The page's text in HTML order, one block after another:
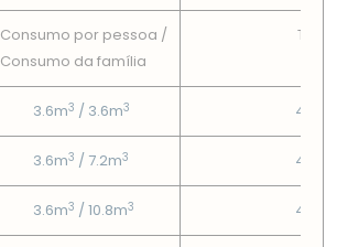
Consumo por pessoa /
Consumo da famí­lia
Tarifa
3.6m3 / 3.6m3 4.58€
3.6m3 / 7.2m3 4.58€
3.6m3 / 10.8m3 4.58€